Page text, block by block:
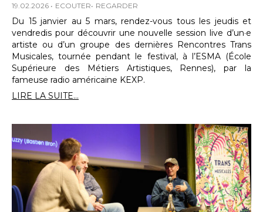
19.02.2026 ECOUTER REGARDER
Du 15 janvier au 5 mars, rendez-vous tous les jeudis et
vendredis pour découvrir une nouvelle session live d’un·e
artiste ou d’un groupe des dernières Rencontres Trans
Musicales, tournée pendant le festival, à l’ESMA (École
Supérieure des Métiers Artistiques, Rennes), par la
fameuse radio américaine KEXP.
LIRE LA SUITE...